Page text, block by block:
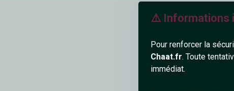
⚠️ Informations
Pour renforcer la
Chaat.fr. Toute
immédiat.